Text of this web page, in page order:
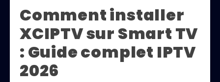
Comment installer
XCIPTV sur Smart TV
: Guide complet IPTV
2026